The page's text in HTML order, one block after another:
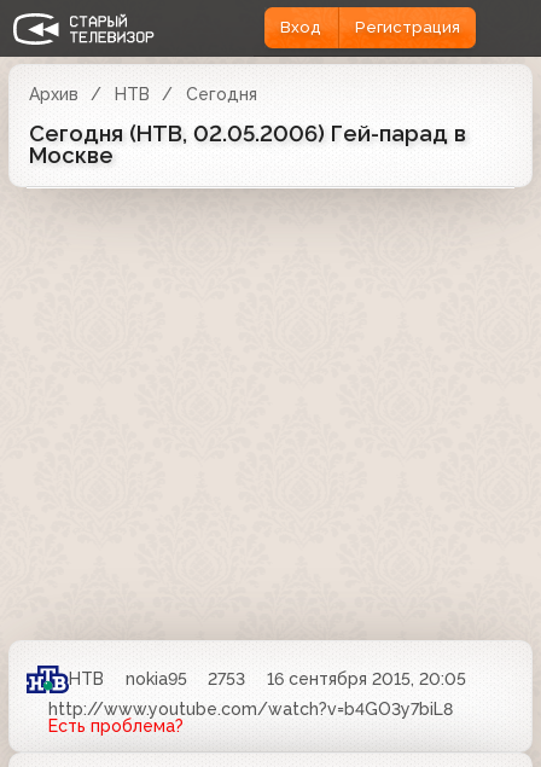
Вход Регистрация
Архив НТВ Сегодня
Сегодня (НТВ, 02.05.2006) Гей-парад в
Москве
НТВ nokia95 2753
16 сентября 2015, 20:05
http://www.youtube.com/watch?v=b4GO3y7biL8
Есть проблема?